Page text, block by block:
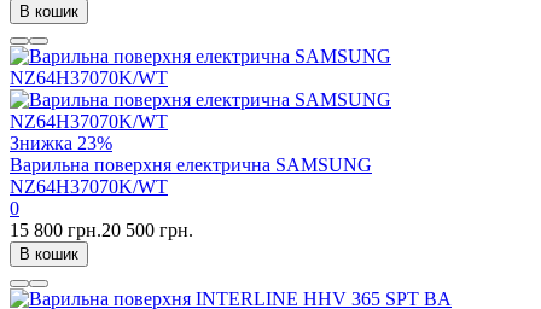
В кошик
Знижка 23%
Варильна поверхня електрична SAMSUNG
NZ64H37070K/WT
0
15 800 грн.20 500 грн.
В кошик